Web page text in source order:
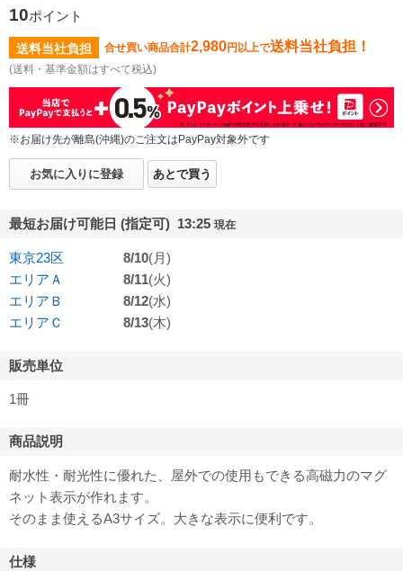
10ポイント
送料当社負担 合せ買い商品合計2,980円以上で送料当社負担！
(送料・基準金額はすべて税込)
※お届け先が離島(沖縄)のご注文はPayPay対象外です
お気に入りに登録 あとで買う
最短お届け可能日 (指定可) 13:25 現在
東京23区 8/10(月)
エリアＡ
8/11(火)
エリアＢ
8/12(水)
エリアＣ
8/13(木)
販売単位
1冊
商品説明
耐水性・耐光性に優れた、屋外での使用もできる高磁力のマグ
ネット表示が作れます。
そのまま使えるA3サイズ。大きな表示に便利です。
仕様